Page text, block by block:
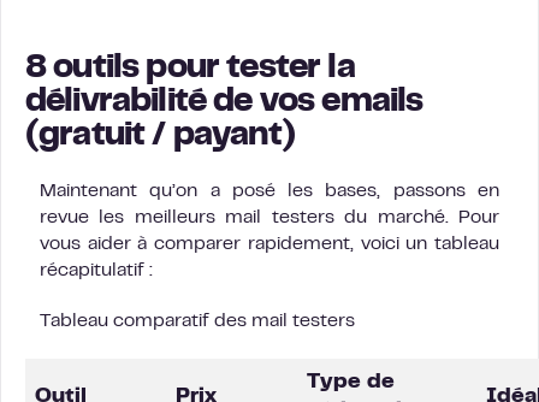
8 outils pour tester la
délivrabilité de vos emails
(gratuit / payant)
Maintenant qu’on a posé les bases, passons en
revue les meilleurs mail testers du marché. Pour
vous aider à comparer rapidement, voici un tableau
récapitulatif :
Tableau comparatif des mail testers
Outil Prix
Type de